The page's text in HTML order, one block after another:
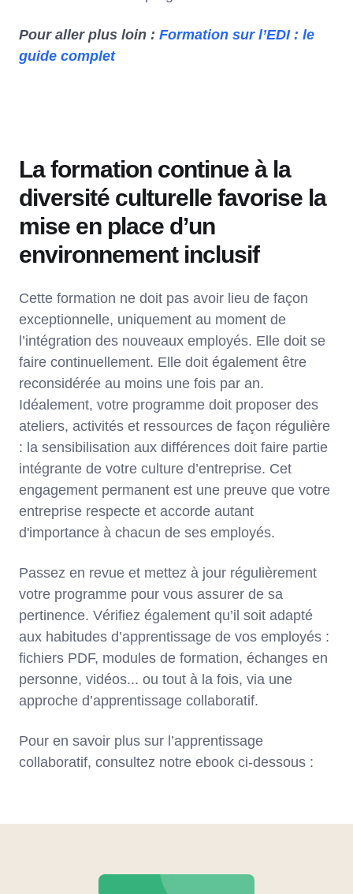
Pour aller plus loin : Formation sur l’EDI : le
guide complet
La formation continue à la
diversité culturelle favorise la
mise en place d’un
environnement inclusif
Cette formation ne doit pas avoir lieu de façon
exceptionnelle, uniquement au moment de
l’intégration des nouveaux employés. Elle doit se
faire continuellement. Elle doit également être
reconsidérée au moins une fois par an.
Idéalement, votre programme doit proposer des
ateliers, activités et ressources de façon régulière
: la sensibilisation aux différences doit faire partie
intégrante de votre culture d’entreprise. Cet
engagement permanent est une preuve que votre
entreprise respecte et accorde autant
d'importance à chacun de ses employés.
Passez en revue et mettez à jour régulièrement
votre programme pour vous assurer de sa
pertinence. Vérifiez également qu’il soit adapté
aux habitudes d’apprentissage de vos employés :
fichiers PDF, modules de formation, échanges en
personne, vidéos... ou tout à la fois, via une
approche d’apprentissage collaboratif.
Pour en savoir plus sur l’apprentissage
collaboratif, consultez notre ebook ci-dessous :